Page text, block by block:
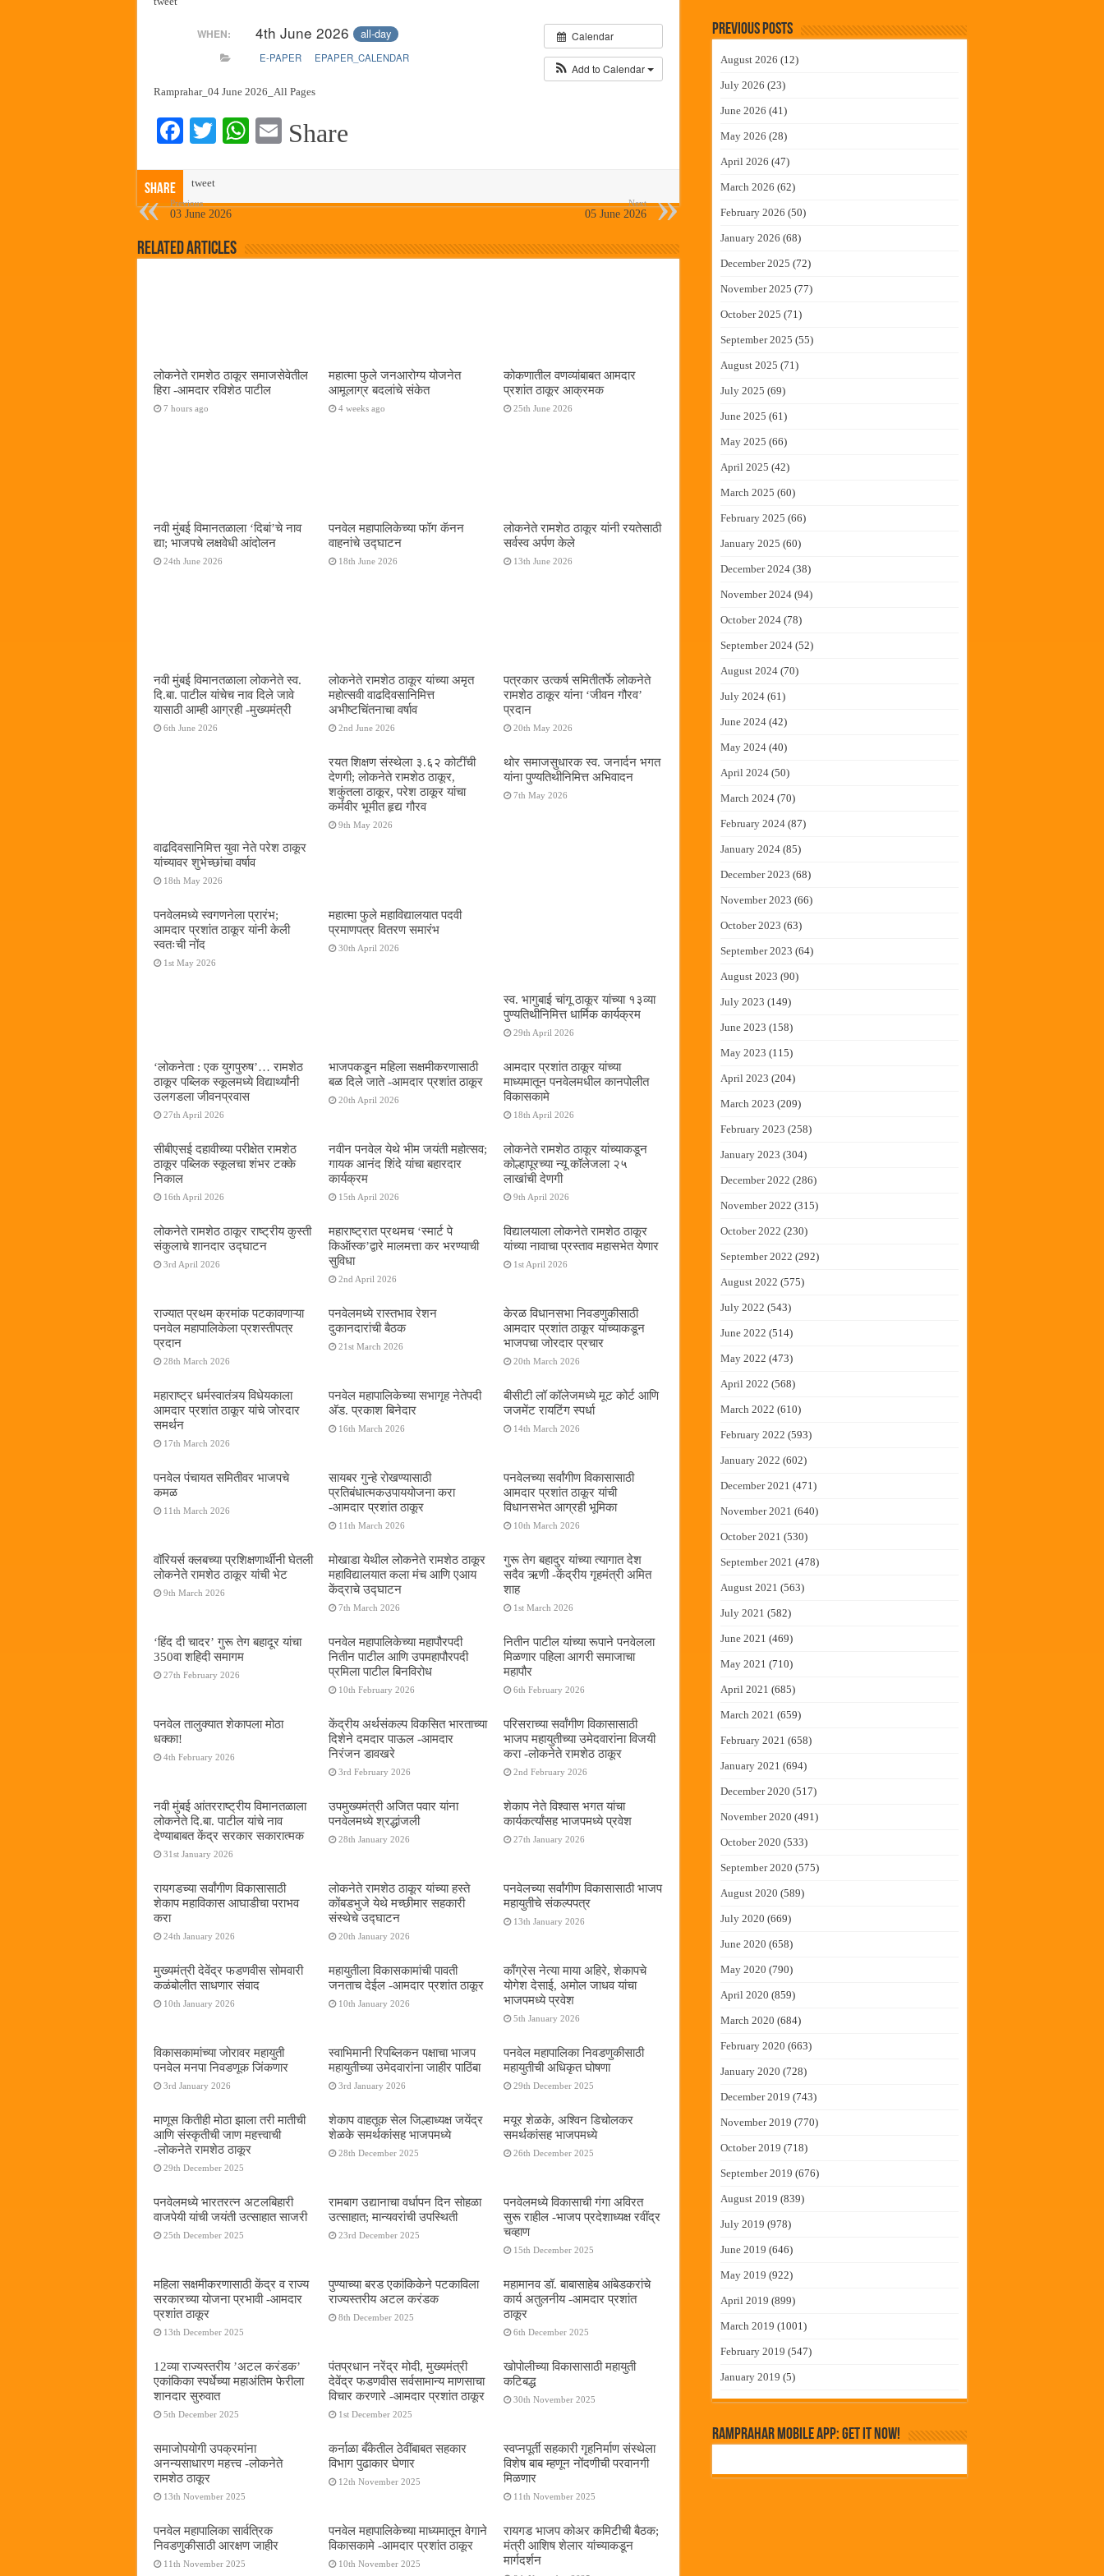
कामोठे येथे समाजोपयोगी वस्तूंच्या वाटपाचा उपक्रम
छत्रपती शिवाजी महाराज महाराजस्व समाधान शिबिरास पनवेलमध्ये उत्स्फूर्त प्रतिसाद
बाल्मर लॉरी आणि शेल इंडियातील कंत्राटी कामगारांना भरघोस पगारवाढ
Calendar
Add to Calendar
WHEN: 4th June 2026 all-day
E-PAPER EPAPER_CALENDAR
Ramprahar_04 June 2026_All Pages
Fa
bo
ok
T
r
W
A
E
Share
Share tweet
Previous
03 June 2026
Next
05 June 2026
Related Articles
लोकनेते रामशेठ ठाकूर समाजसेवेतील
हिरा -आमदार रविशेठ पाटील
7 hours ago
महात्मा फुले जनआरोग्य योजनेत
आमूलाग्र बदलांचे संकेत
4 weeks ago
कोकणातील वणव्यांबाबत आमदार
प्रशांत ठाकूर आक्रमक
25th June 2026
नवी मुंबई विमानतळाला ‌‘दिबां‌’चे नाव
द्या; भाजपचे लक्षवेधी आंदोलन
24th June 2026
पनवेल महापालिकेच्या फॉग कॅनन
वाहनांचे उद्घाटन
18th June 2026
लोकनेते रामशेठ ठाकूर यांनी रयतेसाठी
सर्वस्व अर्पण केले
13th June 2026
नवी मुंबई विमानतळाला लोकनेते स्व.
दि.बा. पाटील यांचेच नाव दिले जावे
यासाठी आम्ही आग्रही -मुख्यमंत्री
6th June 2026
लोकनेते रामशेठ ठाकूर यांच्या अमृत
महोत्सवी वाढदिवसानिमित्त
अभीष्टचिंतनाचा वर्षाव
2nd June 2026
पत्रकार उत्कर्ष समितीतर्फे लोकनेते
रामशेठ ठाकूर यांना ‌‘जीवन गौरव‌’
प्रदान
20th May 2026
वाढदिवसानिमित्त युवा नेते परेश ठाकूर
यांच्यावर शुभेच्छांचा वर्षाव
18th May 2026
रयत शिक्षण संस्थेला ३.६२ कोटींची
देणगी; लोकनेते रामशेठ ठाकूर,
शकुंतला ठाकूर, परेश ठाकूर यांचा
कर्मवीर भूमीत हृद्य गौरव
9th May 2026
थोर समाजसुधारक स्व. जनार्दन भगत
यांना पुण्यतिथीनिमित्त अभिवादन
7th May 2026
पनवेलमध्ये स्वगणनेला प्रारंभ;
आमदार प्रशांत ठाकूर यांनी केली
स्वतःची नोंद
1st May 2026
महात्मा फुले महाविद्यालयात पदवी
प्रमाणपत्र वितरण समारंभ
30th April 2026
स्व. भागुबाई चांगू ठाकूर यांच्या १३व्या
पुण्यतिथीनिमित्त धार्मिक कार्यक्रम
29th April 2026
‌‘लोकनेता : एक युगपुरुष‌’… रामशेठ
ठाकूर पब्लिक स्कूलमध्ये विद्यार्थ्यांनी
उलगडला जीवनप्रवास
27th April 2026
भाजपकडून महिला सक्षमीकरणासाठी
बळ दिले जाते -आमदार प्रशांत ठाकूर
20th April 2026
आमदार प्रशांत ठाकूर यांच्या
माध्यमातून पनवेलमधील कानपोलीत
विकासकामे
18th April 2026
सीबीएसई दहावीच्या परीक्षेत रामशेठ
ठाकूर पब्लिक स्कूलचा शंभर टक्के
निकाल
16th April 2026
नवीन पनवेल येथे भीम जयंती महोत्सव;
गायक आनंद शिंदे यांचा बहारदार
कार्यक्रम
15th April 2026
लोकनेते रामशेठ ठाकूर यांच्याकडून
कोल्हापूरच्या न्यू कॉलेजला २५
लाखांची देणगी
9th April 2026
लोकनेते रामशेठ ठाकूर राष्ट्रीय कुस्ती
संकुलाचे शानदार उद्घाटन
3rd April 2026
महाराष्ट्रात प्रथमच ‌‘स्मार्ट पे
किऑस्क‌’द्वारे मालमत्ता कर भरण्याची
सुविधा
2nd April 2026
विद्यालयाला लोकनेते रामशेठ ठाकूर
यांच्या नावाचा प्रस्ताव महासभेत येणार
1st April 2026
राज्यात प्रथम क्रमांक पटकावणाऱ्या
पनवेल महापालिकेला प्रशस्तीपत्र
प्रदान
28th March 2026
पनवेलमध्ये रास्तभाव रेशन
दुकानदारांची बैठक
21st March 2026
केरळ विधानसभा निवडणुकीसाठी
आमदार प्रशांत ठाकूर यांच्याकडून
भाजपचा जोरदार प्रचार
20th March 2026
महाराष्ट्र धर्मस्वातंत्र्य विधेयकाला
आमदार प्रशांत ठाकूर यांचे जोरदार
समर्थन
17th March 2026
पनवेल महापालिकेच्या सभागृह नेतेपदी
अ‍ॅड. प्रकाश बिनेदार
16th March 2026
बीसीटी लॉ कॉलेजमध्ये मूट कोर्ट आणि
जजमेंट रायटिंग स्पर्धा
14th March 2026
पनवेल पंचायत समितीवर भाजपचे
कमळ
11th March 2026
सायबर गुन्हे रोखण्यासाठी
प्रतिबंधात्मकउपाययोजना करा
-आमदार प्रशांत ठाकूर
11th March 2026
पनवेलच्या सर्वांगीण विकासासाठी
आमदार प्रशांत ठाकूर यांची
विधानसभेत आग्रही भूमिका
10th March 2026
वॉरियर्स क्लबच्या प्रशिक्षणार्थींनी घेतली
लोकनेते रामशेठ ठाकूर यांची भेट
9th March 2026
मोखाडा येथील लोकनेते रामशेठ ठाकूर
महाविद्यालयात कला मंच आणि एआय
केंद्राचे उद्घाटन
7th March 2026
गुरू तेग बहादुर यांच्या त्यागात देश
सदैव ऋणी -केंद्रीय गृहमंत्री अमित
शाह
1st March 2026
‘हिंद दी चादर’ गुरू तेग बहादूर यांचा
350वा शहिदी समागम
27th February 2026
पनवेल महापालिकेच्या महापौरपदी
नितीन पाटील आणि उपमहापौरपदी
प्रमिला पाटील बिनविरोध
10th February 2026
नितीन पाटील यांच्या रूपाने पनवेलला
मिळणार पहिला आगरी समाजाचा
महापौर
6th February 2026
पनवेल तालुक्यात शेकापला मोठा
धक्का!
4th February 2026
केंद्रीय अर्थसंकल्प विकसित भारताच्या
दिशेने दमदार पाऊल -आमदार
निरंजन डावखरे
3rd February 2026
परिसराच्या सर्वांगीण विकासासाठी
भाजप महायुतीच्या उमेदवारांना विजयी
करा -लोकनेते रामशेठ ठाकूर
2nd February 2026
नवी मुंबई आंतरराष्ट्रीय विमानतळाला
लोकनेते दि.बा. पाटील यांचे नाव
देण्याबाबत केंद्र सरकार सकारात्मक
31st January 2026
उपमुख्यमंत्री अजित पवार यांना
पनवेलमध्ये श्रद्धांजली
28th January 2026
शेकाप नेते विश्वास भगत यांचा
कार्यकर्त्यांसह भाजपमध्ये प्रवेश
27th January 2026
रायगडच्या सर्वांगीण विकासासाठी
शेकाप महाविकास आघाडीचा पराभव
करा
24th January 2026
लोकनेते रामशेठ ठाकूर यांच्या हस्ते
कोंबडभुजे येथे मच्छीमार सहकारी
संस्थेचे उद्घाटन
20th January 2026
पनवेलच्या सर्वांगीण विकासासाठी भाजप
महायुतीचे संकल्पपत्र
13th January 2026
मुख्यमंत्री देवेंद्र फडणवीस सोमवारी
कळंबोलीत साधणार संवाद
10th January 2026
महायुतीला विकासकामांची पावती
जनताच देईल -आमदार प्रशांत ठाकूर
10th January 2026
काँग्रेस नेत्या माया अहिरे, शेकापचे
योगेश देसाई, अमोल जाधव यांचा
भाजपमध्ये प्रवेश
5th January 2026
विकासकामांच्या जोरावर महायुती
पनवेल मनपा निवडणूक जिंकणार
3rd January 2026
स्वाभिमानी रिपब्लिकन पक्षाचा भाजप
महायुतीच्या उमेदवारांना जाहीर पाठिंबा
3rd January 2026
पनवेल महापालिका निवडणुकीसाठी
महायुतीची अधिकृत घोषणा
29th December 2025
माणूस कितीही मोठा झाला तरी मातीची
आणि संस्कृतीची जाण महत्त्वाची
-लोकनेते रामशेठ ठाकूर
29th December 2025
शेकाप वाहतूक सेल जिल्हाध्यक्ष जयेंद्र
शेळके समर्थकांसह भाजपमध्ये
28th December 2025
मयूर शेळके, अश्विन डिचोलकर
समर्थकांसह भाजपमध्ये
26th December 2025
पनवेलमध्ये भारतरत्न अटलबिहारी
वाजपेयी यांची जयंती उत्साहात साजरी
25th December 2025
रामबाग उद्यानाचा वर्धापन दिन सोहळा
उत्साहात; मान्यवरांची उपस्थिती
23rd December 2025
पनवेलमध्ये विकासाची गंगा अविरत
सुरू राहील -भाजप प्रदेशाध्यक्ष रवींद्र
चव्हाण
15th December 2025
महिला सक्षमीकरणासाठी केंद्र व राज्य
सरकारच्या योजना प्रभावी -आमदार
प्रशांत ठाकूर
13th December 2025
पुण्याच्या बरड एकांकिकेने पटकाविला
राज्यस्तरीय अटल करंडक
8th December 2025
महामानव डॉ. बाबासाहेब आंबेडकरांचे
कार्य अतुलनीय -आमदार प्रशांत
ठाकूर
6th December 2025
12व्या राज्यस्तरीय ’अटल करंडक’
एकांकिका स्पर्धेच्या महाअंतिम फेरीला
शानदार सुरुवात
5th December 2025
पंतप्रधान नरेंद्र मोदी, मुख्यमंत्री
देवेंद्र फडणवीस सर्वसामान्य माणसाचा
विचार करणारे -आमदार प्रशांत ठाकूर
1st December 2025
खोपोलीच्या विकासासाठी महायुती
कटिबद्ध
30th November 2025
समाजोपयोगी उपक्रमांना
अनन्यसाधारण महत्त्व -लोकनेते
रामशेठ ठाकूर
13th November 2025
कर्नाळा बँकेतील ठेवींबाबत सहकार
विभाग पुढाकार घेणार
12th November 2025
स्वप्नपूर्ती सहकारी गृहनिर्माण संस्थेला
विशेष बाब म्हणून नोंदणीची परवानगी
मिळणार
11th November 2025
पनवेल महापालिका सार्वत्रिक
निवडणुकीसाठी आरक्षण जाहीर
11th November 2025
पनवेल महापालिकेच्या माध्यमातून वेगाने
विकासकामे -आमदार प्रशांत ठाकूर
10th November 2025
रायगड भाजप कोअर कमिटीची बैठक;
मंत्री आशिष शेलार यांच्याकडून
मार्गदर्शन
Previous Posts
August 2026 (12)
July 2026 (23)
June 2026 (41)
May 2026 (28)
April 2026 (47)
March 2026 (62)
February 2026 (50)
January 2026 (68)
December 2025 (72)
November 2025 (77)
October 2025 (71)
September 2025 (55)
August 2025 (71)
July 2025 (69)
June 2025 (61)
May 2025 (66)
April 2025 (42)
March 2025 (60)
February 2025 (66)
January 2025 (60)
December 2024 (38)
November 2024 (94)
October 2024 (78)
September 2024 (52)
August 2024 (70)
July 2024 (61)
June 2024 (42)
May 2024 (40)
April 2024 (50)
March 2024 (70)
February 2024 (87)
January 2024 (85)
December 2023 (68)
November 2023 (66)
October 2023 (63)
September 2023 (64)
August 2023 (90)
July 2023 (149)
June 2023 (158)
May 2023 (115)
April 2023 (204)
March 2023 (209)
February 2023 (258)
January 2023 (304)
December 2022 (286)
November 2022 (315)
October 2022 (230)
September 2022 (292)
August 2022 (575)
July 2022 (543)
June 2022 (514)
May 2022 (473)
April 2022 (568)
March 2022 (610)
February 2022 (593)
January 2022 (602)
December 2021 (471)
November 2021 (640)
October 2021 (530)
September 2021 (478)
August 2021 (563)
July 2021 (582)
June 2021 (469)
May 2021 (710)
April 2021 (685)
March 2021 (659)
February 2021 (658)
January 2021 (694)
December 2020 (517)
November 2020 (491)
October 2020 (533)
September 2020 (575)
August 2020 (589)
July 2020 (669)
June 2020 (658)
May 2020 (790)
April 2020 (859)
March 2020 (684)
February 2020 (663)
January 2020 (728)
December 2019 (743)
November 2019 (770)
October 2019 (718)
September 2019 (676)
August 2019 (839)
July 2019 (978)
June 2019 (646)
May 2019 (922)
April 2019 (899)
March 2019 (1001)
February 2019 (547)
January 2019 (5)
RamPrahar Mobile App: Get it Now!